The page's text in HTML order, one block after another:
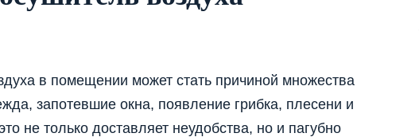
в помещении может стать причиной множества
запотевшие окна, появление грибка, плесени и
не только доставляет неудобства, но и пагубно